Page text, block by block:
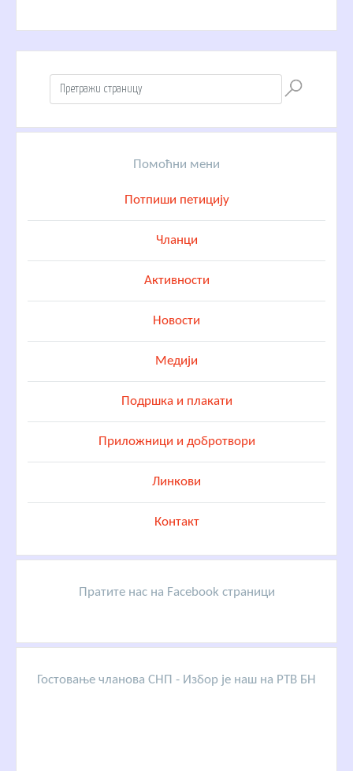
Помоћни мени
Потпиши петицију
Чланци
Активности
Новости
Медији
Подршка и плакати
Приложници и добротвори
Линкови
Контакт
Пратите нас на Facebook страници
Гостовање чланова СНП - Избор је наш на РТВ БН